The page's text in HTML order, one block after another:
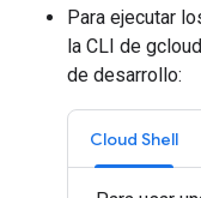
Para ejecutar
la CLI de
de desarrollo:
Cloud Shell